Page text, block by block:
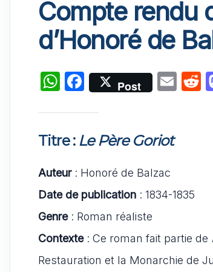
Compte rendu
d’Honoré de
W
at
s
p
p
F
a
c
e
o
o
k
Post
E
R
Titre : Le Père Goriot
Auteur: Honoré de Balzac
Date de publication : 1834-1835
Genre: Roman réaliste
Contexte: Ce roman fait partie de
Restauration et la Monarchie de